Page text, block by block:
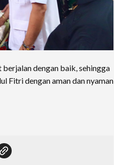
berjalan dengan baik, sehingga
Fitri dengan aman dan nyaman